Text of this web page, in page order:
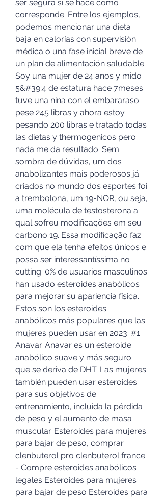
ser segura si se hace como
corresponde. Entre los ejemplos,
podemos mencionar una dieta
baja en calorías con supervisión
médica o una fase inicial breve de
un plan de alimentación saludable.
Soy una mujer de 24 anos y mido
5&#39;4 de estatura hace 7meses
tuve una nina con el embararaso
pese 245 libras y ahora estoy
pesando 200 libras e tratado todas
las dietas y thermogenicos pero
nada me da resultado. Sem
sombra de dúvidas, um dos
anabolizantes mais poderosos já
criados no mundo dos esportes foi
a trembolona, um 19-NOR, ou seja,
uma molécula de testosterona a
qual sofreu modificações em seu
carbono 19. Essa modificação faz
com que ela tenha efeitos únicos e
possa ser interessantíssima no
cutting. 0% de usuarios masculinos
han usado esteroides anabólicos
para mejorar su apariencia física.
Estos son los esteroides
anabólicos más populares que las
mujeres pueden usar en 2023: #1:
Anavar. Anavar es un esteroide
anabólico suave y más seguro
que se deriva de DHT. Las mujeres
también pueden usar esteroides
para sus objetivos de
entrenamiento, incluida la pérdida
de peso y el aumento de masa
muscular. Esteroides para mujeres
para bajar de peso, comprar
clenbuterol pro clenbuterol france
- Compre esteroides anabólicos
legales Esteroides para mujeres
para bajar de peso Esteroides para